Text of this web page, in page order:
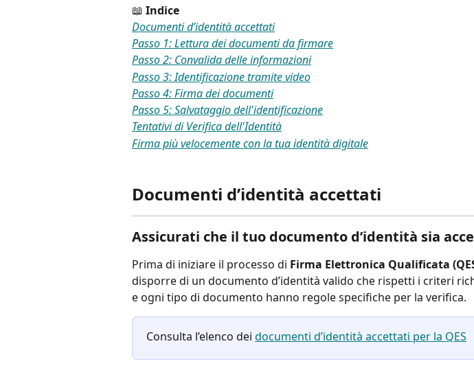
📖 Indice
Documenti d’identità accettati
Passo 1: Lettura dei documenti da firmare
Passo 2: Convalida delle informazioni
Passo 3: Identificazione tramite video
Passo 4: Firma dei documenti
Passo 5: Salvataggio dell'identificazione
Tentativi di Verifica dell'Identità
Firma più velocemente con la tua identità digitale
Documenti d’identità accettati
Assicurati che il tuo documento d’identità sia
Prima di iniziare il processo di Firma Elettronica Qualificata
disporre di un documento d’identità valido che rispetti i criteri
e ogni tipo di documento hanno regole specifiche per la verifica.
Consulta l’elenco dei documenti d’identità accettati per la QES